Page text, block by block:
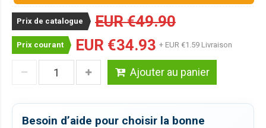
Prix de catalogue EUR €49.90
Prix courant EUR €34.93 + EUR €1.59 Livraison
Ajouter au panier
Besoin d’aide pour choisir la bonne